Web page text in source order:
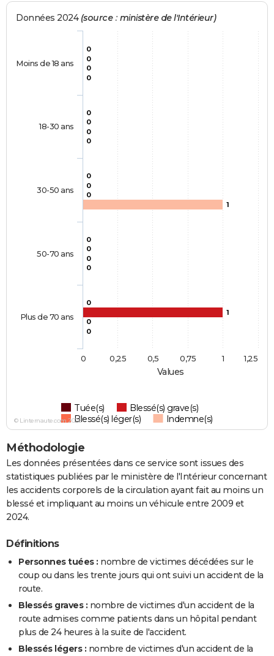
Values
Données 2024 (source : ministère de l'Intérieur)
0
0
0
0
0
0
0
0
0
1
0
0
0
0
0
0
0
1
0
0
Tuée(s)
Blessé(s) grave(s)
Blessé(s) léger(s)
Indemne(s)
Moins de 18 ans
18-30 ans
30-50 ans
50-70 ans
Plus de 70 ans
0 1
0,25 0,5 0,75 1,25
© Linternaute.com 2026
Méthodologie
Les données présentées dans ce service sont issues des
statistiques publiées par le ministère de l'Intérieur concernant
les accidents corporels de la circulation ayant fait au moins un
blessé et impliquant au moins un véhicule entre 2009 et
2024.
Définitions
Personnes tuées : nombre de victimes décédées sur le
coup ou dans les trente jours qui ont suivi un accident de la
route.
Blessés graves : nombre de victimes d'un accident de la
route admises comme patients dans un hôpital pendant
plus de 24 heures à la suite de l'accident.
Blessés légers : nombre de victimes d'un accident de la